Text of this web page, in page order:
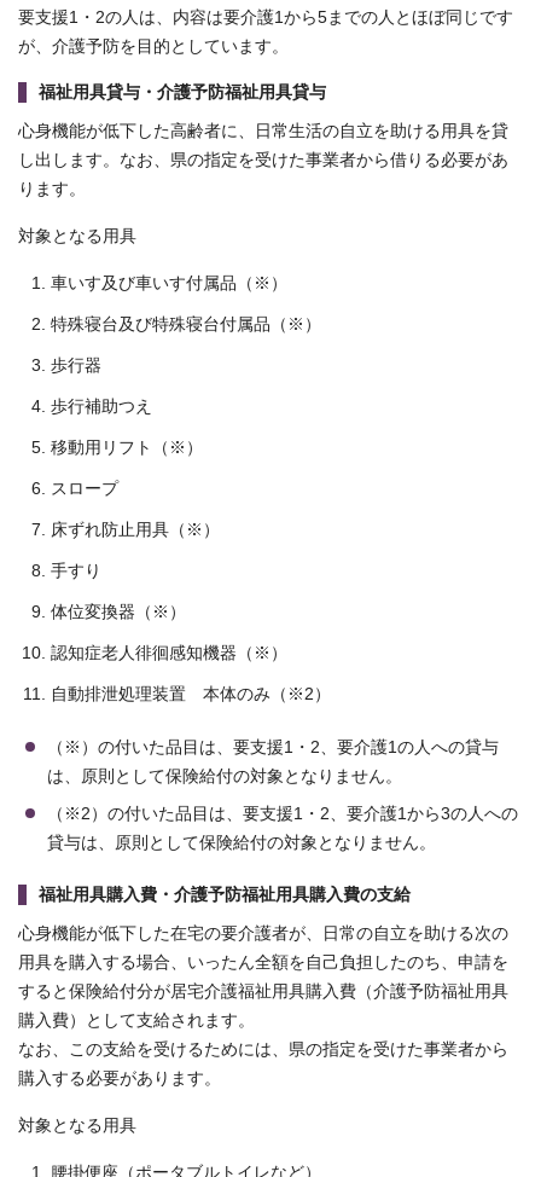
要支援1・2の人は、内容は要介護1から5までの人とほぼ同じです
が、介護予防を目的としています。
福祉用具貸与・介護予防福祉用具貸与
心身機能が低下した高齢者に、日常生活の自立を助ける用具を貸
し出します。なお、県の指定を受けた事業者から借りる必要があ
ります。
対象となる用具
車いす及び車いす付属品（※）
特殊寝台及び特殊寝台付属品（※）
歩行器
歩行補助つえ
移動用リフト（※）
スロープ
床ずれ防止用具（※）
手すり
体位変換器（※）
認知症老人徘徊感知機器（※）
自動排泄処理装置 本体のみ（※2）
（※）の付いた品目は、要支援1・2、要介護1の人への貸与
は、原則として保険給付の対象となりません。
（※2）の付いた品目は、要支援1・2、要介護1から3の人への
貸与は、原則として保険給付の対象となりません。
福祉用具購入費・介護予防福祉用具購入費の支給
心身機能が低下した在宅の要介護者が、日常の自立を助ける次の
用具を購入する場合、いったん全額を自己負担したのち、申請を
すると保険給付分が居宅介護福祉用具購入費（介護予防福祉用具
購入費）として支給されます。
なお、この支給を受けるためには、県の指定を受けた事業者から
購入する必要があります。
対象となる用具
腰掛便座（ポータブルトイレなど）